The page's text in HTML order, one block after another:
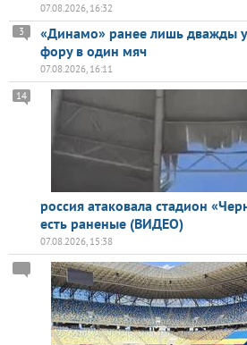
07.08.2026, 16:32
«Динамо» ранее лишь дважды
фору в один мяч
3
07.08.2026, 16:11
россия атаковала стадион
есть раненые (ВИДЕО)
14
07.08.2026, 15:38